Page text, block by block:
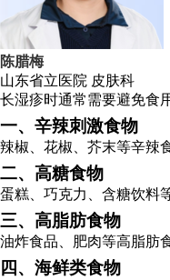
陈腊梅
山东省立医院 皮肤科
长湿疹时通常需要避免食
一、辛辣刺激食物
辣椒、花椒、芥末等辛辣
二、高糖食物
蛋糕、巧克力、含糖饮料
三、高脂肪食物
油炸食品、肥肉等高脂肪
四、海鲜类食物